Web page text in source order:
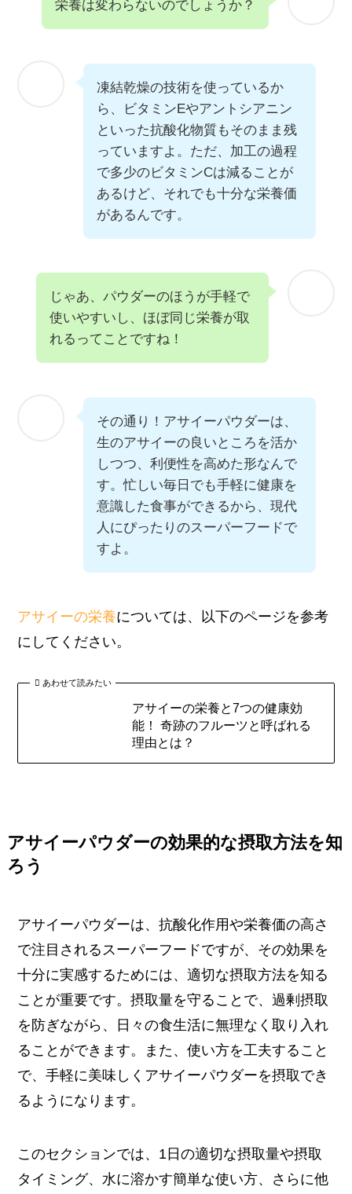
栄養は変わらないのでしょうか？
凍結乾燥の技術を使っているか
ら、ビタミンEやアントシアニン
といった抗酸化物質もそのまま残
っていますよ。ただ、加工の過程
で多少のビタミンCは減ることが
あるけど、それでも十分な栄養価
があるんです。
じゃあ、パウダーのほうが手軽で
使いやすいし、ほぼ同じ栄養が取
れるってことですね！
その通り！アサイーパウダーは、
生のアサイーの良いところを活か
しつつ、利便性を高めた形なんで
す。忙しい毎日でも手軽に健康を
意識した食事ができるから、現代
人にぴったりのスーパーフードで
すよ。
アサイーの栄養については、以下のページを参考
にしてください。
あわせて読みたい
アサイーの栄養と7つの健康効
能！ 奇跡のフルーツと呼ばれる
理由とは？
アサイーパウダーの効果的な摂取方法を知
ろう
アサイーパウダーは、抗酸化作用や栄養価の高さ
で注目されるスーパーフードですが、その効果を
十分に実感するためには、適切な摂取方法を知る
ことが重要です。摂取量を守ることで、過剰摂取
を防ぎながら、日々の食生活に無理なく取り入れ
ることができます。また、使い方を工夫すること
で、手軽に美味しくアサイーパウダーを摂取でき
るようになります。
このセクションでは、1日の適切な摂取量や摂取
タイミング、水に溶かす簡単な使い方、さらに他